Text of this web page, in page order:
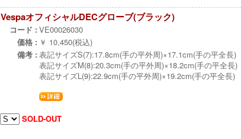
VespaオフィシャルDECグローブ(ブラック)
コード : VE00026030
価格 : ￥ 10,450(税込)
備考 : 表記サイズS(7):17.8cm(手の平外周)×17.1cm(手の平全長)
表記サイズM(8):20.3cm(手の平外周)×18.2cm(手の平全長)
表記サイズL(9):22.9cm(手の平外周)×19.2cm(手の平全長)
SOLD-OUT